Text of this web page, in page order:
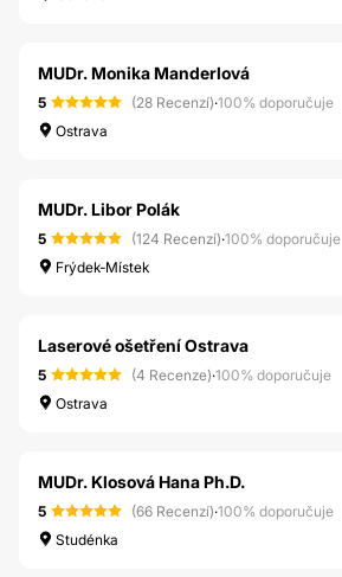
MUDr. Monika Manderlová
5 (28 Recenzí)·100% doporučuje
Ostrava
MUDr. Libor Polák
5 (124 Recenzí)·100% doporučuje
Frýdek-Místek
Laserové ošetření Ostrava
5 (4 Recenze)·100% doporučuje
Ostrava
MUDr. Klosová Hana Ph.D.
5 (66 Recenzí)·100% doporučuje
Studénka